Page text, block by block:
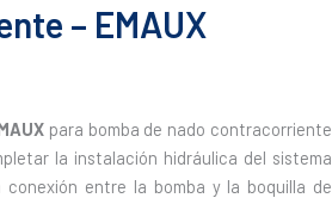
– EMAUX
para bomba de nado contracorriente
la instalación hidráulica del sistema
conexión entre la bomba y la boquilla de